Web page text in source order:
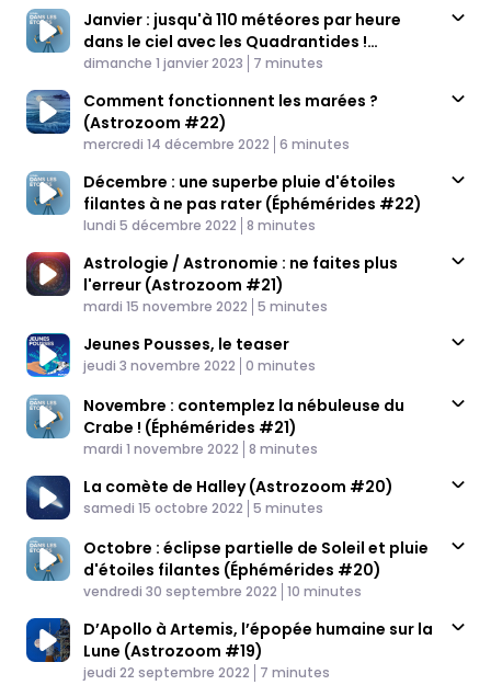
Janvier : jusqu'à 110 météores par heure
dans le ciel avec les Quadrantides !
(Éphémérides #23)
Published At
dimanche 1 janvier 2023 Time
7 minutes
Comment fonctionnent les marées ?
(Astrozoom #22)
Published At
mercredi 14 décembre 2022 Time
6 minutes
Décembre : une superbe pluie d'étoiles
filantes à ne pas rater (Éphémérides #22)
Published At
lundi 5 décembre 2022 Time
8 minutes
Astrologie / Astronomie : ne faites plus
l'erreur (Astrozoom #21)
Published At
mardi 15 novembre 2022 Time
5 minutes
Jeunes Pousses, le teaser
Published At
jeudi 3 novembre 2022 Time
0 minutes
Novembre : contemplez la nébuleuse du
Crabe ! (Éphémérides #21)
Published At
mardi 1 novembre 2022 Time
8 minutes
La comète de Halley (Astrozoom #20)
Published At
samedi 15 octobre 2022 Time
5 minutes
Octobre : éclipse partielle de Soleil et pluie
d'étoiles filantes (Éphémérides #20)
Published At
vendredi 30 septembre 2022 Time
10 minutes
D’Apollo à Artemis, l’épopée humaine sur la
Lune (Astrozoom #19)
Published At
jeudi 22 septembre 2022 Time
7 minutes